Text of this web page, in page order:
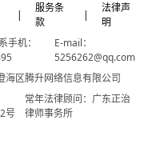
|
服务条
款
|
法律声
明
手机：
E-mail：
5256262@qq.com
区腾升网络信息有限公司
号
常年法律顾问：广东正治
律师事务所